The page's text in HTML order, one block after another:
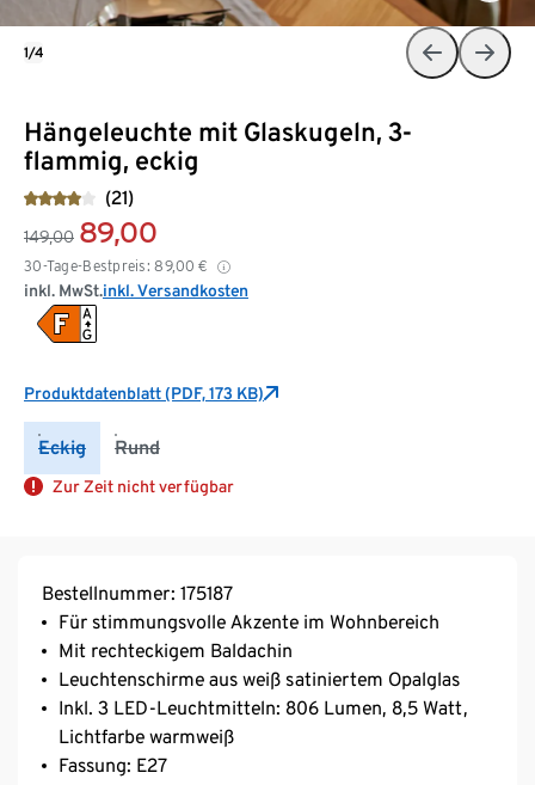
Hängeleuchte mit Glaskugeln, 3-
flammig, eckig
(21)
149,00 89,00
30-Tage-Bestpreis: 89,00 €
inkl. MwSt.inkl. Versandkosten
Produktdatenblatt (PDF, 173 KB)
Eckig Rund
Zur Zeit nicht verfügbar
1/4
Bestellnummer: 175187
Für stimmungsvolle Akzente im Wohnbereich
Mit rechteckigem Baldachin
Leuchtenschirme aus weiß satiniertem Opalglas
Inkl. 3 LED-Leuchtmitteln: 806 Lumen, 8,5 Watt,
Lichtfarbe warmweiß
Fassung: E27